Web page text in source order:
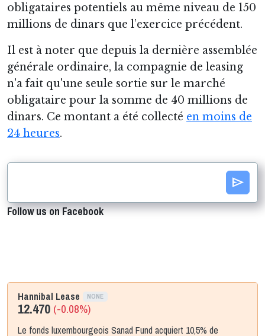
obligataires potentiels au même niveau de 150
millions de dinars que l’exercice précédent.
Il est à noter que depuis la dernière assemblée
générale ordinaire, la compagnie de leasing
n'a fait qu'une seule sortie sur le marché
obligataire pour la somme de 40 millions de
dinars. Ce montant a été collecté en moins de
24 heures.
send
Follow us on Facebook
Hannibal Lease NONE
12.470 (-0.08%)
Le fonds luxembourgeois Sanad Fund acquiert 10,5% de